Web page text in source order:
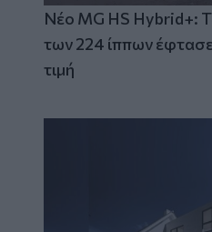
Νέο MG HS Hybrid+:
των 224 ίππων
τιμή